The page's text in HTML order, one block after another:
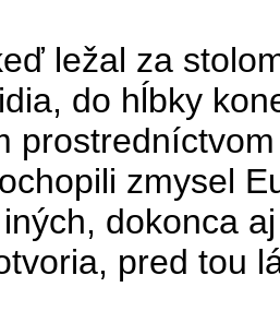
ležal za
do hĺbky
zmysel
dokonca
pred tou